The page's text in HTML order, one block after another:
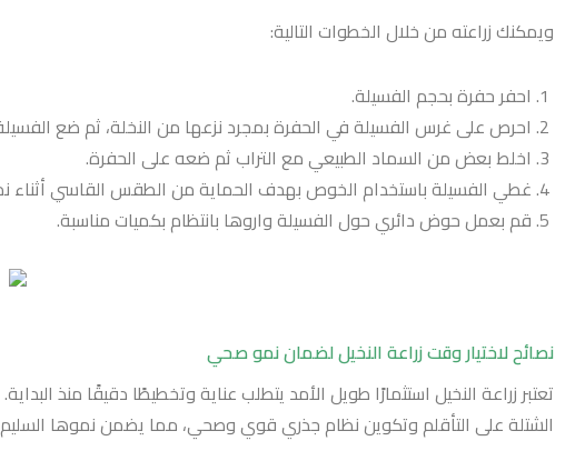
ويمكنك زراعته من خلال الخطوات التالية:
احفر حفرة بحجم الفسيلة.
احرص على غرس الفسيلة في الحفرة بمجرد نزعها من النخلة، ثم ضع
اخلط بعض من السماد الطبيعي مع التراب ثم ضعه على الحفرة.
غطي الفسيلة باستخدام الخوص بهدف الحماية من الطقس القاسي أثناء
قم بعمل حوض دائري حول الفسيلة واروها بانتظام بكميات مناسبة.
نصائح لاختيار وقت زراعة النخيل لضمان نمو صحي
تعتبر زراعة النخيل استثمارًا طويل الأمد يتطلب عناية وتخطيطًا دقيقًا منذ
الشتلة على التأقلم وتكوين نظام جذري قوي وصحي، مما يضمن نموها السليم